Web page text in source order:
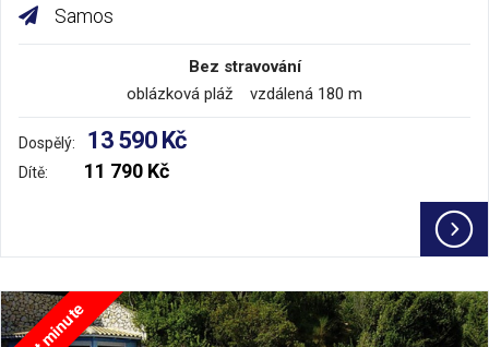
Samos
Bez stravování
oblázková pláž vzdálená 180 m
Dospělý: 13 590 Kč
Dítě: 11 790 Kč